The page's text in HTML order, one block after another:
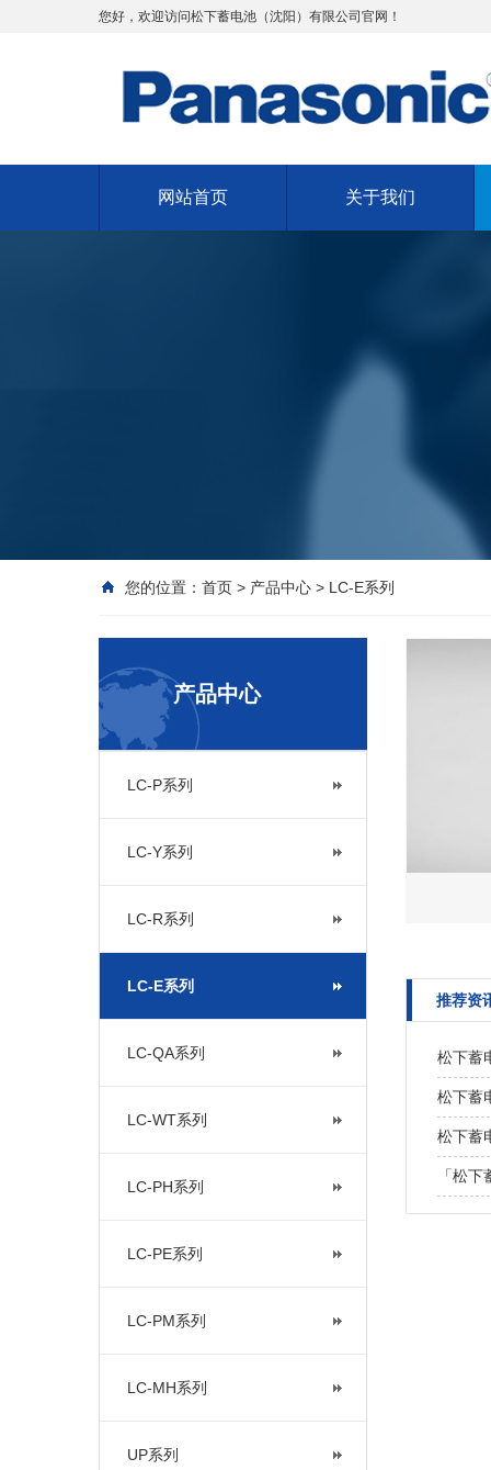
您好，欢迎访问松下蓄电池（沈阳）有限公司官网！
网站首页 关于我们
您的位置： 首页 > 产品中心 > LC-E系列
产品中心
LC-P系列
LC-Y系列
LC-R系列
LC-E系列
LC-QA系列
LC-WT系列
LC-PH系列
LC-PE系列
LC-PM系列
LC-MH系列
UP系列
推荐资
松下蓄
松下蓄
松下蓄
「松